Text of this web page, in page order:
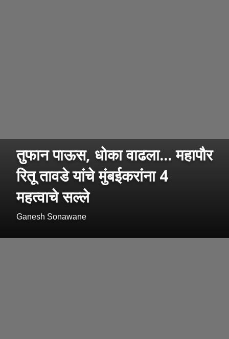
तुफान पाऊस, धोका वाढला... महापौर
रितू तावडे यांचे मुंबईकरांना 4
महत्वाचे सल्ले
Ganesh Sonawane